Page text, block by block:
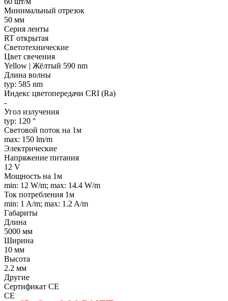
Минимальный отрезок
50 мм
Серия ленты
RT открытая
Светотехнические
Цвет свечения
Yellow | Жёлтый 590 nm
Длина волны
typ: 585 nm
Индекс цветопередачи CRI (Ra)
-
Угол излучения
typ: 120 °
Световой поток на 1м
max: 150 lm/m
Электрические
Напряжение питания
12 V
Мощность на 1м
min: 12 W/m; max: 14.4 W/m
Ток потребления 1м
min: 1 A/m; max: 1.2 A/m
Габариты
Длина
5000 мм
Ширина
10 мм
Высота
2.2 мм
Другие
Сертификат CE
CE